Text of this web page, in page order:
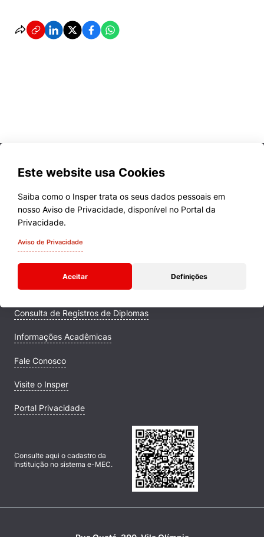
Este website usa Cookies
Saiba como o Insper trata os seus dados pessoais em
nosso Aviso de Privacidade, disponível no Portal da
Privacidade.
Aviso de Privacidade
Aceitar Definições
Cursos
Quem Somos
Comunidade Transforme
Campus
Consulta de Registros de Diplomas
Informações Acadêmicas
Fale Conosco
Visite o Insper
Portal Privacidade
Consulte aqui o cadastro da
Instituição no sistema e-MEC.